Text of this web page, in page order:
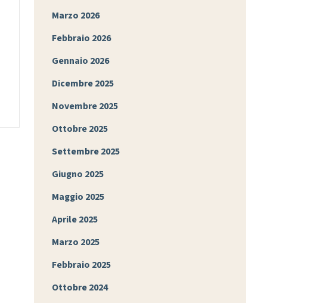
Marzo 2026
Febbraio 2026
Gennaio 2026
Dicembre 2025
Novembre 2025
Ottobre 2025
Settembre 2025
Giugno 2025
Maggio 2025
Aprile 2025
Marzo 2025
Febbraio 2025
Ottobre 2024